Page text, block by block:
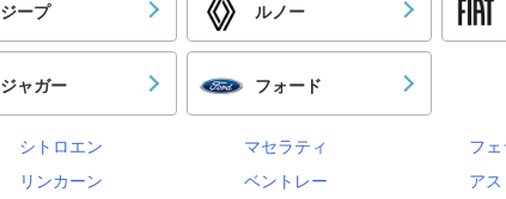
ジープ ルノー
ジャガー フォード
シトロエン マセラティ
フェ
リンカーン ベントレー ア